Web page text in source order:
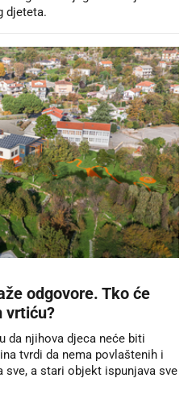
djeteta.
odgovore. Tko će
vrtiću?
da njihova djeca neće biti
tvrdi da nema povlaštenih i
a stari objekt ispunjava sve